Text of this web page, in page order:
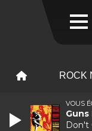
ROCK
VOUS
Guns
Don't
WEBRADIO